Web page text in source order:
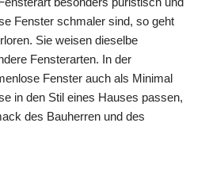
Fenster schmaler sind, so geht
Sie weisen dieselbe
Fensterarten. In der
Fenster auch als Minimal
in den Stil eines Hauses passen,
des Bauherren und des